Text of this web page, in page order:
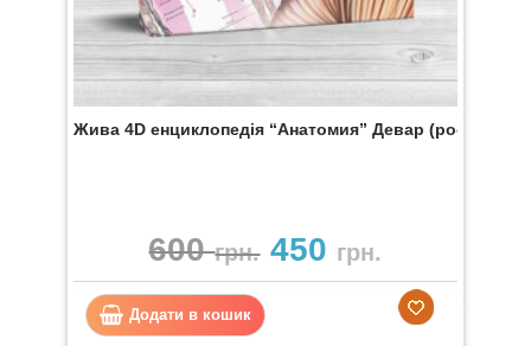
Жива 4D енциклопедія “Анатомия” Девар (рос. мова)
600грн. 450 грн.
Додати в кошик